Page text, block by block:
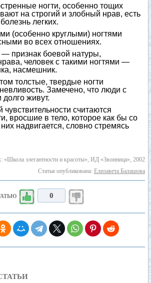
ногти, особенно тощих
на строгий и злобный нрав, есть
легких.
(особенно круглыми) ногтями
во всех отношениях.
— признак боевой натуры,
человек с такими ногтями —
насмешник.
толстые, твердые ногти
Замечено, что люди с
долго живут.
чувствительности считаются
вросшие в тело, которое как бы со
надвигается, словно стремясь
«Школа элегантности и красоты», ИД «Звонница», 2002
Статья опубликована: Елизавета Балашова
0